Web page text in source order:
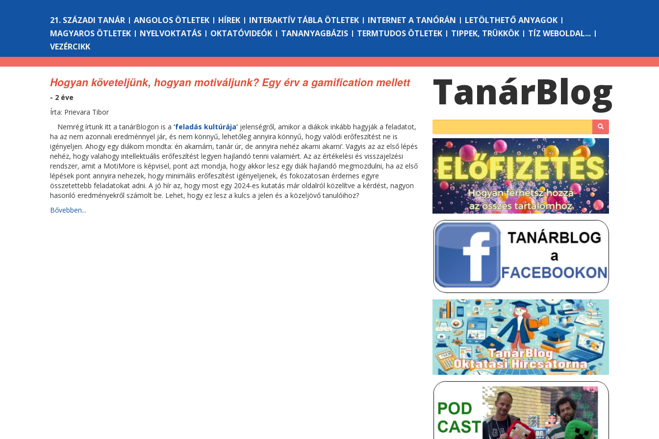
21. SZÁZADI TANÁR ANGOLOS ÖTLETEK HÍREK INTERAKTÍV TÁBLA ÖTLETEK INTERNET A TANÓRÁN
LETÖLTHETŐ ANYAGOK
MAGYAROS ÖTLETEK
NYELVOKTATÁS OKTATÓVIDEÓK TANANYAGBÁZIS TERMTUDOS ÖTLETEK TIPPEK, TRÜKKÖK
TÍZ WEBOLDAL...
VEZÉRCIKK
Hogyan követeljünk, hogyan motiváljunk? Egy érv a gamification mellett
- 2 éve
Írta: Prievara Tibor
Nemrég írtunk itt a tanárBlogon is a ‘feladás kultúrája’ jelenségről, amikor a diákok inkább hagyják a feladatot,
ha az nem azonnali eredménnyel jár, és nem könnyű, lehetőleg annyira könnyű, hogy valódi erőfeszítést ne is
igényeljen. Ahogy egy diákom mondta: én akarnám, tanár úr, de annyira nehéz akarni akarni’. Vagyis az az első lépés
nehéz, hogy valahogy intellektuális erőfeszítést legyen hajlandó tenni valamiért. Az az értékelési és visszajelzési
rendszer, amit a MotiMore is képvisel, pont azt mondja, hogy akkor lesz egy diák hajlandó megmozdulni, ha az első
lépések pont annyira nehezek, hogy minimális erőfeszítést igényeljenek, és fokozatosan érdemes egyre
összetettebb feladatokat adni. A jó hír az, hogy most egy 2024-es kutatás már oldalról közelítve a kérdést, nagyon
hasonló eredményekről számolt be. Lehet, hogy ez lesz a kulcs a jelen és a közeljövő tanulóihoz?
Bővebben...
TanárBlog